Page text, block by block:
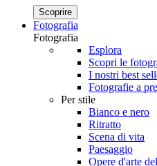
Scoprire
Fotografia
Fotografia
Esplora
Scopri le
I nostri best
Fotografie a
Per stile
Bianco e nero
Ritratto
Scena di vita
Paesaggio
Opere d'arte